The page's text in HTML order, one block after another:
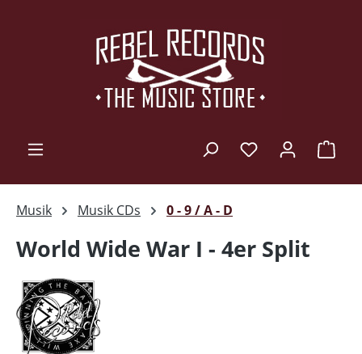
Musik Musik CDs 0 - 9 / A - D
World Wide War I - 4er Split